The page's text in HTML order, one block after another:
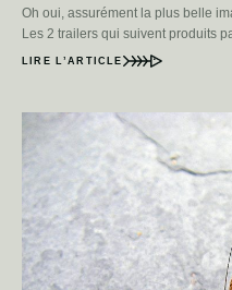
Oh oui, assurément la plus belle
Les 2 trailers qui suivent produits
LIRE L’ARTICLE